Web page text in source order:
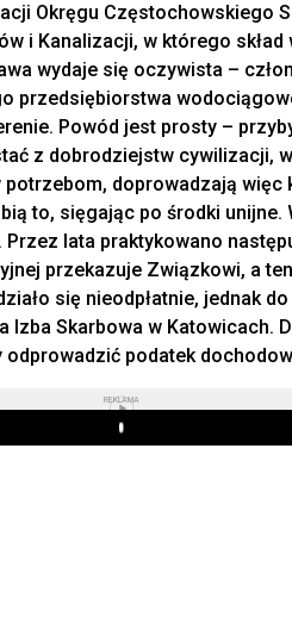
Okręgu Częstochowskiego
i Kanalizacji, w którego
wydaje się oczywista –
przedsiębiorstwa
Powód jest prosty –
z dobrodziejstw cywilizacji,
doprowadzają więc
to, sięgając po środki unijne.
lata praktykowano
przekazuje Związkowi, a
się nieodpłatnie, jednak
Izba Skarbowa w Katowicach.
podatek
REKLAMA
Play